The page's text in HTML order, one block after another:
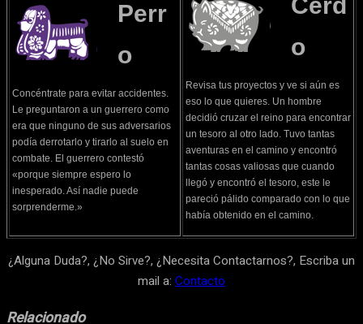
Perr
o
Concéntrate para evitar accidentes.
Le preguntaron a un guerrero como
era que ninguno de sus adversarios
podía derrotarlo y tirarlo al suelo en
combate. El guerrero contestó
«porque siempre espero lo
inesperado. Así nadie puede
sorprenderme.»
o
Revisa tus proyectos y ve si aún es
eso lo que quieres. Un hombre
decidió cruzar el reino para encontrar
un tesoro al otro lado. Tuvo tantas
aventuras en el camino y encontró
tantas cosas valiosas que cuando
llegó y encontró el tesoro, este le
pareció pálido comparado con lo que
había obtenido en el camino.
¿Alguna Duda?, ¿No Sirve?, ¿Necesita Contactarnos?, Escriba un
mail a: Contacto
Relacionado